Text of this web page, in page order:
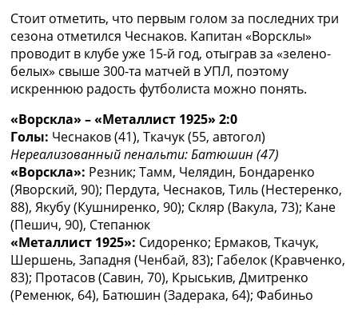
Все таблицы >>>
Рейтинги
Рейтинг стран УЕФА
Рейтинг клубов УЕФА
Рейтинг ФИФА
ТВ программа
Стоит отметить, что первым голом за последних три
сезона отметился Чеснаков. Капитан «Ворсклы»
проводит в клубе уже 15-й год, отыграв за «зелено-
белых» свыше 300-та матчей в УПЛ, поэтому
искреннюю радость футболиста можно понять.
«Ворскла» – «Металлист 1925» 2:0
Голы: Чеснаков (41), Ткачук (55, автогол)
Нереализованный пенальти: Батюшин (47)
«Ворскла»: Резник; Тамм, Челядин, Бондаренко
(Яворский, 90); Пердута, Чеснаков, Тиль (Нестеренко,
88), Якубу (Кушниренко, 90); Скляр (Вакула, 73); Кане
(Пешич, 90), Степанюк
«Металлист 1925»: Сидоренко; Ермаков, Ткачук,
Шершень, Западня (Ченбай, 83); Габелок (Кравченко,
83); Протасов (Савин, 70), Крыськив, Дмитренко
(Ременюк, 64), Батюшин (Задерака, 64); Фабиньо